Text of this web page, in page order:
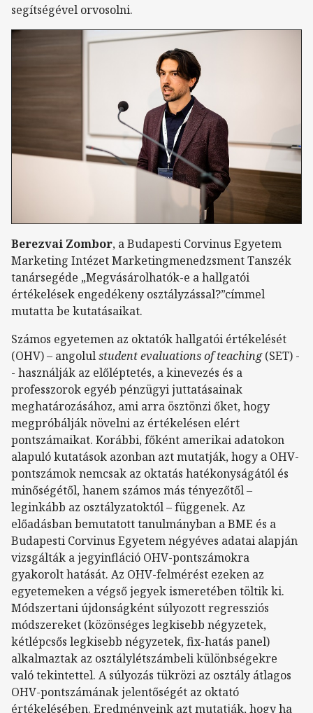
segítségével orvosolni.
Berezvai Zombor, a Budapesti Corvinus Egyetem
Marketing Intézet Marketingmenedzsment Tanszék
tanársegéde „Megvásárolhatók-e a hallgatói
értékelések engedékeny osztályzással?”címmel
mutatta be kutatásaikat.
Számos egyetemen az oktatók hallgatói értékelését
(OHV) – angolulstudent evaluations of teaching(SET) -
- használják az előléptetés, a kinevezés és a
professzorok egyéb pénzügyi juttatásainak
meghatározásához, ami arra ösztönzi őket, hogy
megpróbálják növelni az értékelésen elért
pontszámaikat. Korábbi, főként amerikai adatokon
alapuló kutatások azonban azt mutatják, hogy a OHV-
pontszámok nemcsak az oktatás hatékonyságától és
minőségétől, hanem számos más tényezőtől –
leginkább az osztályzatoktól – függenek. Az
előadásban bemutatott tanulmányban a BME és a
Budapesti Corvinus Egyetem négyéves adatai alapján
vizsgálták a jegyinfláció OHV-pontszámokra
gyakorolt hatását. Az OHV-felmérést ezeken az
egyetemeken a végső jegyek ismeretében töltik ki.
Módszertani újdonságként súlyozott regressziós
módszereket (közönséges legkisebb négyzetek,
kétlépcsős legkisebb négyzetek, fix-hatás panel)
alkalmaztak az osztálylétszámbeli különbségekre
való tekintettel. A súlyozás tükrözi az osztály átlagos
OHV-pontszámának jelentőségét az oktató
értékelésében. Eredményeink azt mutatják, hogy ha